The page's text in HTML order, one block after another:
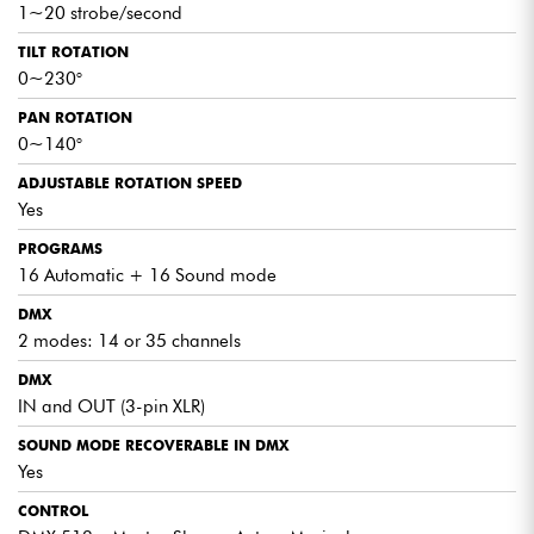
1~20 strobe/second
TILT ROTATION
0~230°
PAN ROTATION
0~140°
ADJUSTABLE ROTATION SPEED
Yes
PROGRAMS
16 Automatic + 16 Sound mode
DMX
2 modes: 14 or 35 channels
DMX
IN and OUT (3-pin XLR)
SOUND MODE RECOVERABLE IN DMX
Yes
CONTROL